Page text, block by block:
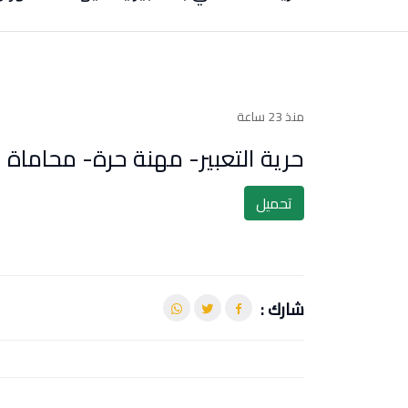
منذ 23 ساعة
حرية التعبير- مهنة حرة- محاماة
تحميل
شارك :